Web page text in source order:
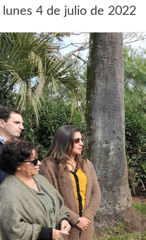
lunes 4 de julio de 2022